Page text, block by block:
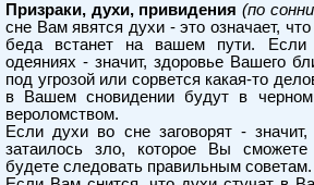
Призраки, духи, привидения (по
сне Вам явятся духи - это означает,
беда встанет на вашем пути.
одеяниях - значит, здоровье Вашего
под угрозой или сорвется какая-то
в Вашем сновидении будут в
вероломством.
Если духи во сне заговорят -
затаилось зло, которое Вы сможете
будете следовать правильным советам.